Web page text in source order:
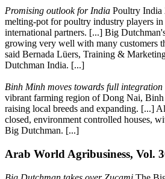
Promising outlook for India Poultry India
melting-pot for poultry industry players in
international partners. [...] Big
growing very well with many customers
said Bernada Lüers, Training &
Dutchman India. [...]
Binh Minh moves towards full integration
vibrant farming region of Dong Nai,
raising local breeds and expanding. [...]
closed, environment controlled houses,
Big Dutchman. [...]
Arab World Agribusiness, Vol.